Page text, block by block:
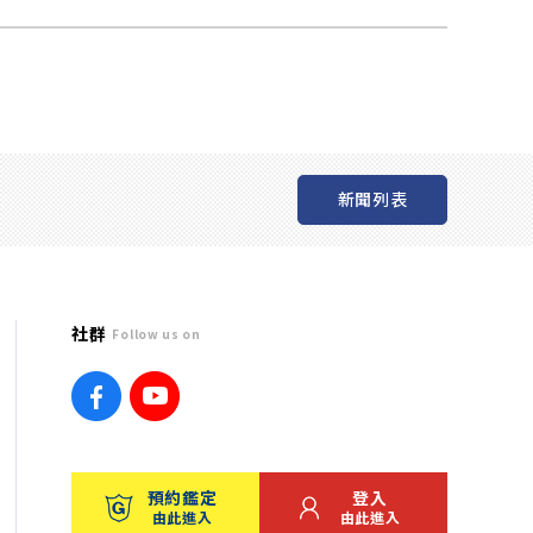
新聞列表
社群 Follow us on
預約鑑定
由此進入
登入
由此進入